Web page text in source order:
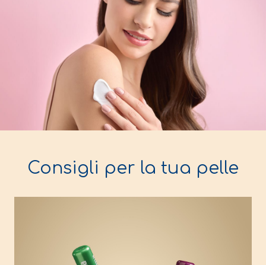
Consigli per la tua pelle